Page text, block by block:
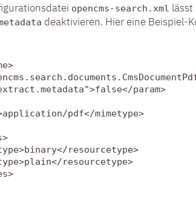
opencms-search.xml
deaktivieren. Hier eine Beispiel-
param>
pdf</mimetype>
resourcetype>
resourcetype>